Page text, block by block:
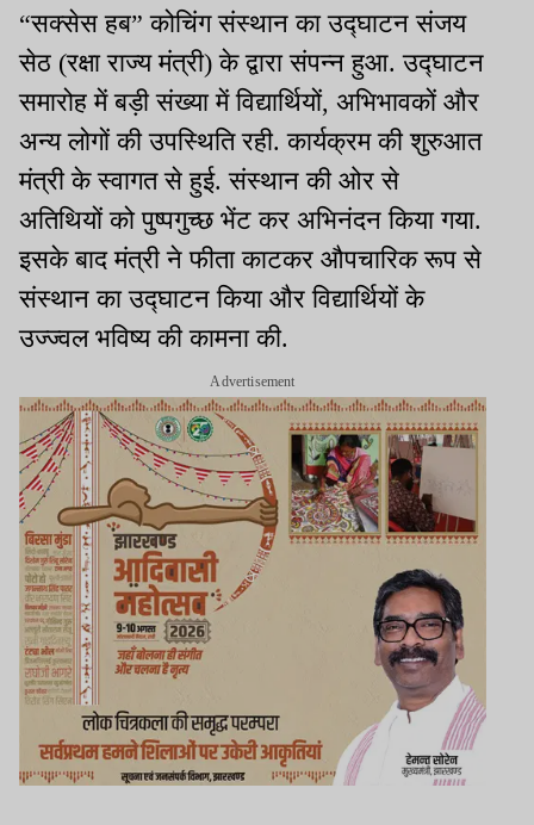
“सक्सेस हब” कोचिंग संस्थान का उद्घाटन संजय
सेठ (रक्षा राज्य मंत्री) के द्वारा संपन्न हुआ. उद्घाटन
समारोह में बड़ी संख्या में विद्यार्थियों, अभिभावकों और
अन्य लोगों की उपस्थिति रही. कार्यक्रम की शुरुआत
मंत्री के स्वागत से हुई. संस्थान की ओर से
अतिथियों को पुष्पगुच्छ भेंट कर अभिनंदन किया गया.
इसके बाद मंत्री ने फीता काटकर औपचारिक रूप से
संस्थान का उद्घाटन किया और विद्यार्थियों के
उज्ज्वल भविष्य की कामना की.
Advertisement